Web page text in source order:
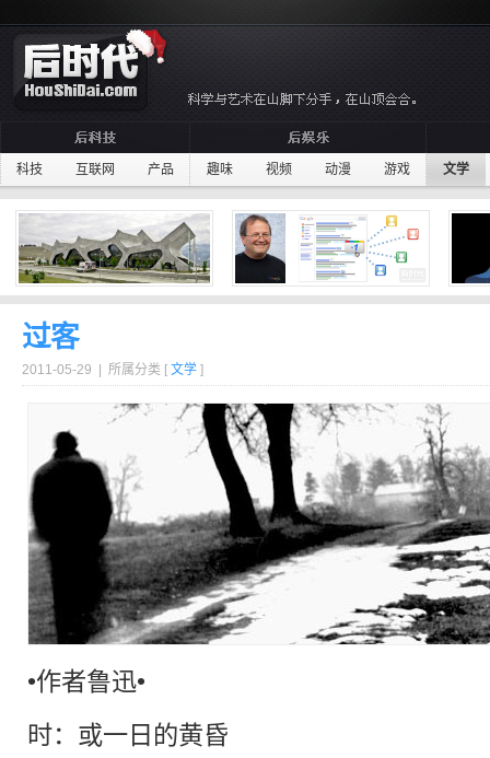
科技 互联网 产品 趣味 视频 动漫 游戏 文学
过客
2011-05-29 | 所属分类 [ 文学 ]
•作者鲁迅•
时：或一日的黄昏